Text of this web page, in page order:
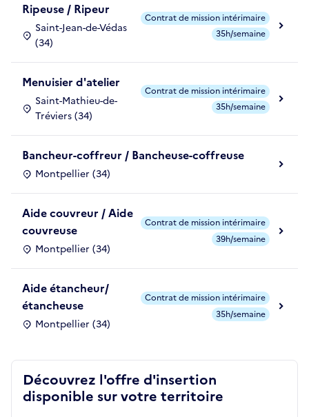
Ripeuse / Ripeur
Saint-Jean-de-Védas
(34)
Contrat de mission intérimaire
35h/semaine
Menuisier d'atelier
Saint-Mathieu-de-
Tréviers (34)
Contrat de mission intérimaire
35h/semaine
Bancheur-coffreur / Bancheuse-coffreuse
Montpellier (34)
Aide couvreur / Aide
couvreuse
Montpellier (34)
Contrat de mission intérimaire
39h/semaine
Aide étancheur/
étancheuse
Montpellier (34)
Contrat de mission intérimaire
35h/semaine
Découvrez l'offre d'insertion
disponible sur votre territoire